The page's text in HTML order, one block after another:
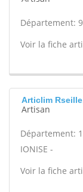
Département:
Voir la fiche
Articlim
Artisan
Département:
IONISE -
Voir la fiche